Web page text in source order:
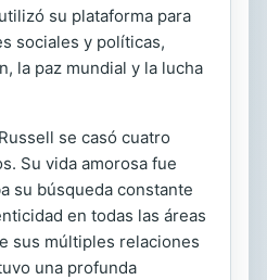
su plataforma para
sociales y políticas,
la paz mundial y la lucha
se casó cuatro
Su vida amorosa fue
su búsqueda constante
en todas las áreas
sus múltiples relaciones
una profunda